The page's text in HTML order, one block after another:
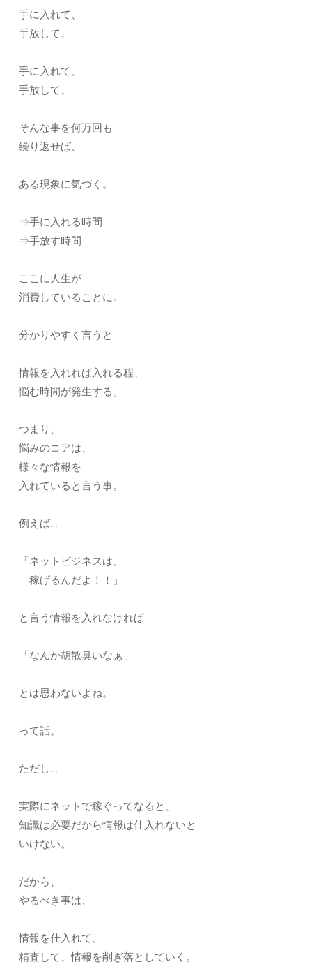
手に入れて、
手放して、
手に入れて、
手放して、
そんな事を何万回も
繰り返せば、
ある現象に気づく。
⇒手に入れる時間
⇒手放す時間
ここに人生が
消費していることに。
分かりやすく言うと
情報を入れれば入れる程、
悩む時間が発生する。
つまり、
悩みのコアは、
様々な情報を
入れていると言う事。
例えば…
「ネットビジネスは、
稼げるんだよ！！」
と言う情報を入れなければ
「なんか胡散臭いなぁ」
とは思わないよね。
って話。
ただし…
実際にネットで稼ぐってなると、
知識は必要だから情報は仕入れないと
いけない。
だから、
やるべき事は、
情報を仕入れて、
精査して、情報を削ぎ落としていく。